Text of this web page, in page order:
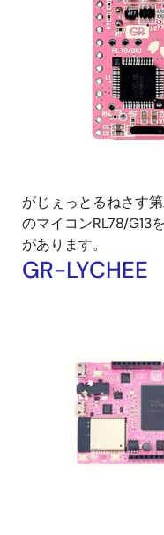
がじぇっとるねさす
のマイコンRL78/G13
があります。
GR-LYCHEE